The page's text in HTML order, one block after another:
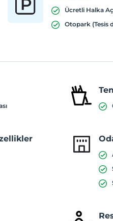
Ücretli Halka
Otopark (Tesis